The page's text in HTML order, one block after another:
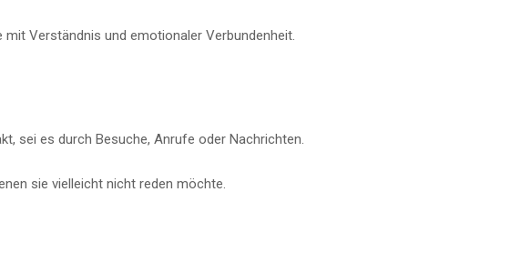
Verständnis und emotionaler Verbundenheit.
sei es durch Besuche, Anrufe oder Nachrichten.
sie vielleicht nicht reden möchte.